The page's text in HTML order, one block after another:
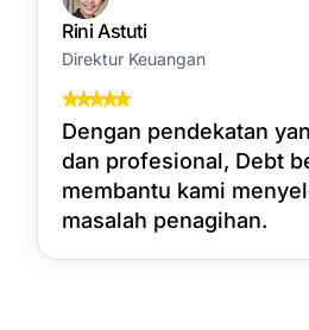
Rini Astuti
Direktur Keuangan
Dengan pendekatan
dan profesional, Debt
membantu kami
masalah penagihan.